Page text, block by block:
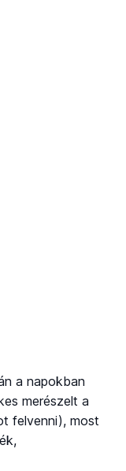
a napokban
merészelt a
felvenni), most